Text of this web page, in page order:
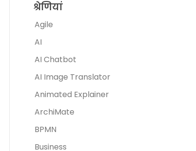
श्रेणियां
Agile
AI
AI Chatbot
AI Image Translator
Animated Explainer
ArchiMate
BPMN
Business